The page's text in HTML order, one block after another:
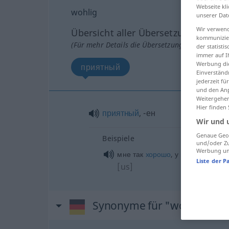
wohlig
Übersicht aller Übersetzungen
(Für mehr Details die Übersetzung anklicken/
приятный
приятный, -ен
Beispiele
мне так хорошо, у менятакое
[us]
Synonyme für "wohlig"
Webseite
unserer
Wir
der
immer auf
Werbung
jederzeit
und den
Hier finden
Wir und
Genaue
und/oder
Werbung
Liste der